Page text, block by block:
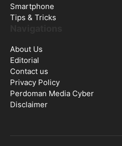
Smartphone
Tips & Tricks
About Us
Editorial
Contact us
Privacy Policy
Perdoman Media Cyber
Disclaimer